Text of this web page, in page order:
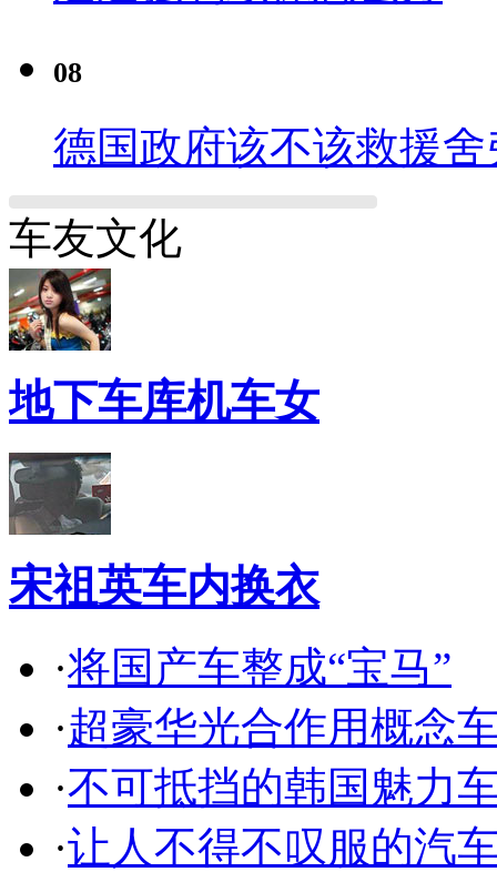
08
德国政府该不该救援舍
车友文化
地下车库机车女
宋祖英车内换衣
·将国产车整成“宝马”
·超豪华光合作用概念
·不可抵挡的韩国魅力
·让人不得不叹服的汽